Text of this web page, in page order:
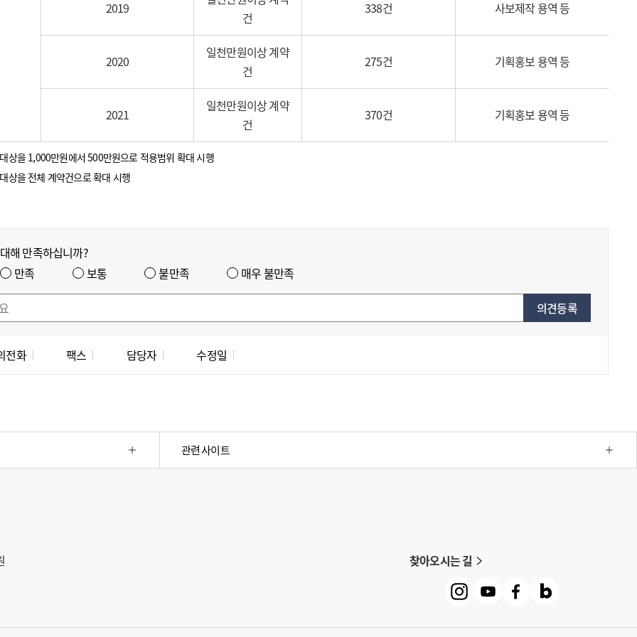
2019
건
338건 사보제작 용역 등
2020
일천만원이상 계약
건
275건 기획홍보 용역 등
2021
일천만원이상 계약
건
370건 기획홍보 용역 등
상을 1,000만원에서 500만원으로 적용범위 확대 시행
상을 전체 계약건으로 확대 시행
해 만족하십니까?
만족
보통 불만족 매우 불만족
의견등록
전화 팩스 담당자 수정일
관련 사이트
찾아오시는 길